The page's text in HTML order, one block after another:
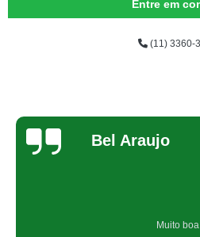
custo de destruição de documentos
custo de destruição documentos Indaiatuba
custo de recolha e destruição de
destruição de documento valores Aeroporto
Entre em
(11) 3360-
Bel Araujo
Muito boa